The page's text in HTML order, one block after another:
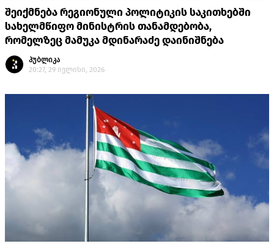
შეიქმნება რეგიონული პოლიტიკის საკითხებში
სახელმწიფო მინისტრის თანამდებობა,
რომელზეც მამუკა მდინარაძე დაინიშნება
პუბლიკა
20:27, 29 ივლისი, 2026